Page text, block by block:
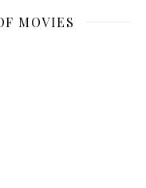
MOVIES